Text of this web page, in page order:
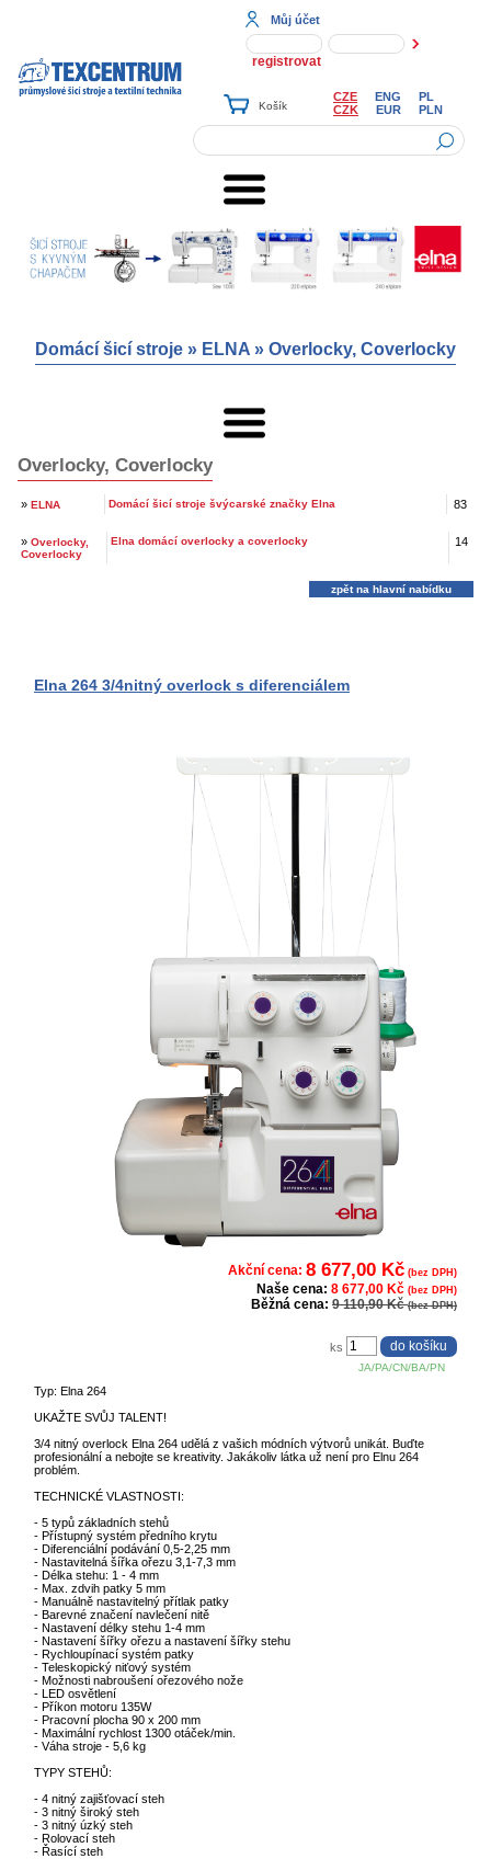
Můj účet
registrovat
CZE ENG
PL
CZK
EUR PLN
Domácí šicí stroje » ELNA » Overlocky, Coverlocky
Overlocky, Coverlocky
» ELNA Domácí šicí stroje švýcarské značky Elna 83
» Overlocky,
Coverlocky
Elna domácí overlocky a coverlocky 14
zpět na hlavní nabídku
Elna 264 3/4nitný overlock s diferenciálem
Akční cena: 8 677,00 Kč (bez DPH)
Naše cena: 8 677,00 Kč (bez DPH)
Běžná cena: 9 110,90 Kč(bez DPH)
JA/PA/CN/BA/PN
ks
Typ: Elna 264
UKAŽTE SVŮJ TALENT!
3/4 nitný overlock Elna 264 udělá z vašich módních výtvorů unikát. Buďte
profesionální a nebojte se kreativity. Jakákoliv látka už není pro Elnu 264
problém.
TECHNICKÉ VLASTNOSTI:
- 5 typů základních stehů
- Přístupný systém předního krytu
- Diferenciální podávání 0,5-2,25 mm
- Nastavitelná šířka ořezu 3,1-7,3 mm
- Délka stehu: 1 - 4 mm
- Max. zdvih patky 5 mm
- Manuálně nastavitelný přítlak patky
- Barevné značení navlečení nitě
- Nastavení délky stehu 1-4 mm
- Nastavení šířky ořezu a nastavení šířky stehu
- Rychloupínací systém patky
- Teleskopický niťový systém
- Možnosti nabroušení ořezového nože
- LED osvětlení
- Příkon motoru 135W
- Pracovní plocha 90 x 200 mm
- Maximální rychlost 1300 otáček/min.
- Váha stroje - 5,6 kg
TYPY STEHŮ:
- 4 nitný zajišťovací steh
- 3 nitný široký steh
- 3 nitný úzký steh
- Rolovací steh
- Řasící steh